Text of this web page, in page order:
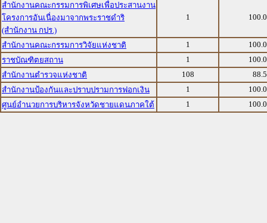
สำนักงานคณะกรรมการพิเศษเพื่อประสานงาน
โครงการอันเนื่องมาจากพระราชดำริ
(สำนักงาน กปร.)
1
สำนักงานคณะกรรมการวิจัยแห่งชาติ 1
ราชบัณฑิตยสถาน
1
สำนักงานตำรวจแห่งชาติ
108
สำนักงานป้องกันและปราบปรามการฟอกเงิน
1
ศูนย์อำนวยการบริหารจังหวัดชายแดนภาคใต้
1